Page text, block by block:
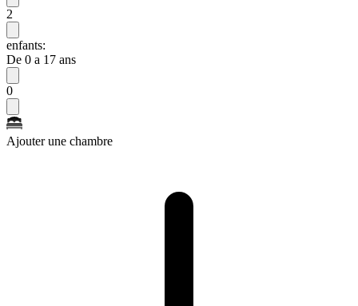
2
enfants:
De 0 a 17 ans
0
Ajouter une chambre